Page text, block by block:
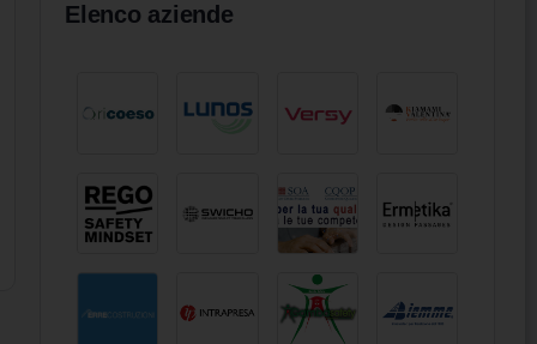
Elenco aziende